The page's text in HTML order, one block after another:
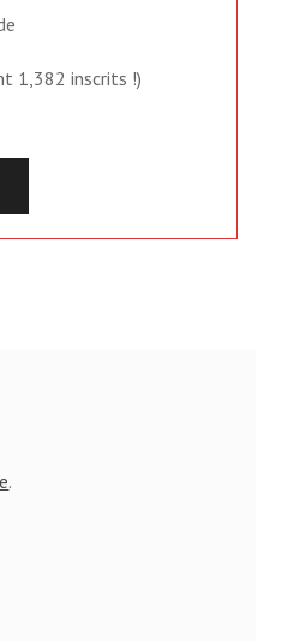
1,382 inscrits !)
.